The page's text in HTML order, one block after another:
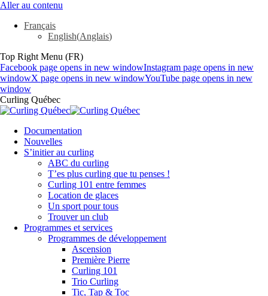
Aller au contenu
Français
English(Anglais)
Top Right Menu (FR)
Facebook page opens in new windowInstagram page opens in new
windowX page opens in new windowYouTube page opens in new
window
Curling Québec
Documentation
Nouvelles
S’initier au curling
ABC du curling
T’es plus curling que tu penses !
Curling 101 entre femmes
Location de glaces
Un sport pour tous
Trouver un club
Programmes et services
Programmes de développement
Ascension
Première Pierre
Curling 101
Trio Curling
Tic, Tap & Toc